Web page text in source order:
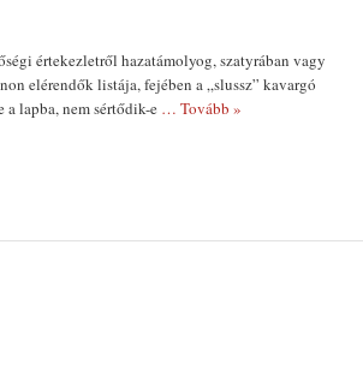
értekezletről hazatámolyog, szatyrában vagy
elérendők listája, fe­jében a „slussz” kavargó
lapba, nem sértődik-e … Tovább »